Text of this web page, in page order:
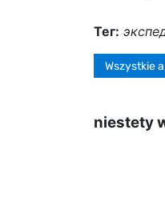
Тег:
Wszystkie
niestety